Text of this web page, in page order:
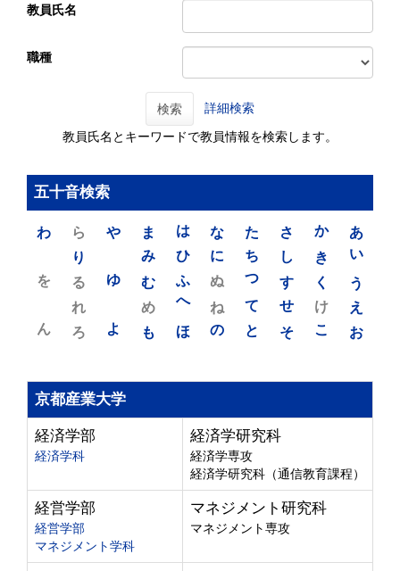
教員氏名
職種
検索 詳細検索
教員氏名とキーワードで教員情報を検索します。
五十音検索
あ
い
う
え
お
か
き
く
け
こ
さ
し
す
せ
そ
た
ち
つ
て
と
な
に
ぬ
ね
の
は
ひ
ふ
へ
ほ
ま
み
む
め
も
や
ゆ
よ
ら
り
る
れ
ろ
わ
を
ん
京都産業大学
経済学部
経済学科
経済学研究科
経済学専攻
経済学研究科（通信教育課程）
経営学部
経営学部
マネジメント学科
マネジメント研究科
マネジメント専攻